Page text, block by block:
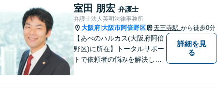
トップ対応が強み！交通事故
／遺産分割／離婚／債務整理
／その他
室田 朋宏 弁護士
弁護士法人英明法律事務所
大阪府 大阪市阿倍野区 天王寺駅 から徒歩0分
【あべのハルカス(大阪府阿倍
野区)に所在】トータルサポー
トで依頼者の悩みを解決しま
詳細を見
る